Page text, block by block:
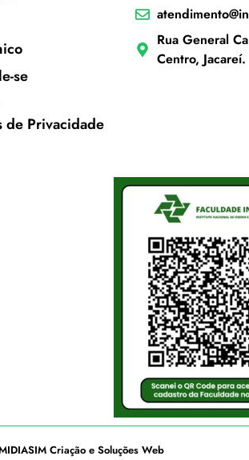
se
de Privacidade
Rua General
Centro, Jacareí.
Criação e Soluções Web